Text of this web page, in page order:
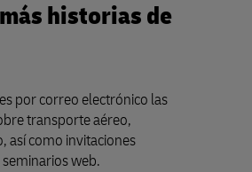
historias de
por correo electrónico las
transporte aéreo,
así como invitaciones
web.